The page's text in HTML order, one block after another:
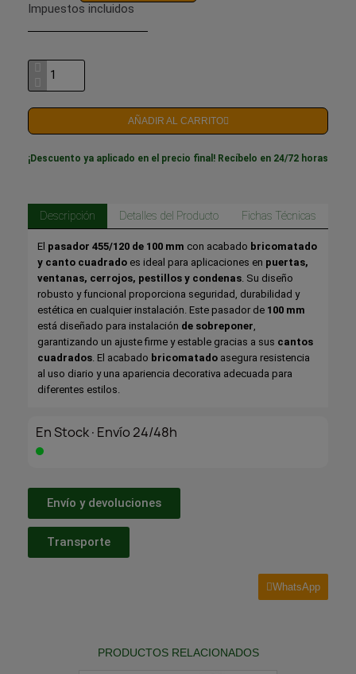
Impuestos incluidos
AÑADIR AL CARRITO
¡Descuento ya aplicado en el precio final! Recíbelo en 24/72 horas
Descripción Detalles del Producto Fichas Técnicas
El pasador 455/120 de 100 mm con acabado bricomatado
y canto cuadrado es ideal para aplicaciones en puertas,
ventanas, cerrojos, pestillos y condenas . Su diseño
robusto y funcional proporciona seguridad, durabilidad y
estética en cualquier instalación. Este pasador de 100 mm
está diseñado para instalación de sobreponer
garantizando un ajuste firme y estable gracias a sus cantos
cuadrados . El acabado bricomatado asegura resistencia
al uso diario y una apariencia decorativa adecuada para
diferentes estilos.
En Stock·Envío 24/48h
Envío y devoluciones
Transporte
WhatsApp
PRODUCTOS RELACIONADOS